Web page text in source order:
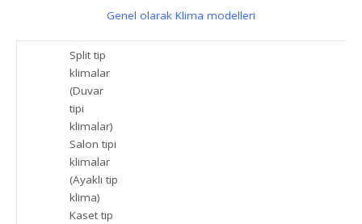
Genel olarak Klima modelleri
Split tip
klimalar
(Duvar
tipi
klimalar)
Salon tipi
klimalar
(Ayaklı tip
klima)
Kaset tip